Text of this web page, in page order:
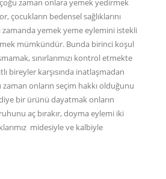
zaman onlara yemek yedirmek
çocukların bedensel sağlıklarını
zamanda yemek yeme eylemini istekli
mümkündür. Bunda birinci koşul
sınırlarımızı kontrol etmekte
bireyler karşısında inatlaşmadan
zaman onların seçim hakkı olduğunu
bir ürünü dayatmak onların
aç bırakır, doyma eylemi iki
midesiyle ve kalbiyle